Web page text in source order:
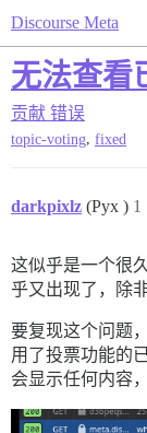
Discourse Meta
无法查看
贡献 错误
topic-voting, fixed
darkpixlz (Pyx ) 1
这似乎是一个很
乎又出现了，除
要复现这个问题
用了投票功能的
会显示任何内容